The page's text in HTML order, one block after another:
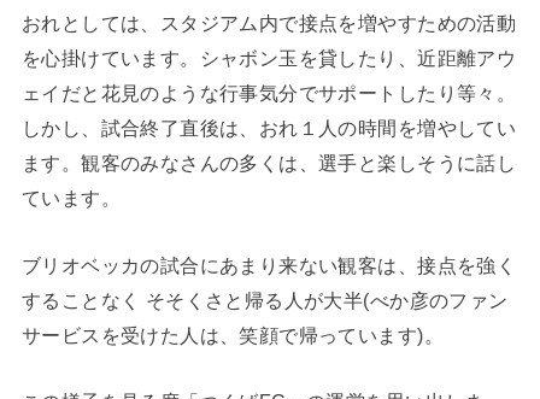
おれとしては、スタジアム内で接点を増やすための活動
を心掛けています。シャボン玉を貸したり、近距離アウ
ェイだと花見のような行事気分でサポートしたり等々。
しかし、試合終了直後は、おれ１人の時間を増やしてい
ます。観客のみなさんの多くは、選手と楽しそうに話し
ています。
ブリオベッカの試合にあまり来ない観客は、接点を強く
することなく そそくさと帰る人が大半(べか彦のファン
サービスを受けた人は、笑顔で帰っています)。